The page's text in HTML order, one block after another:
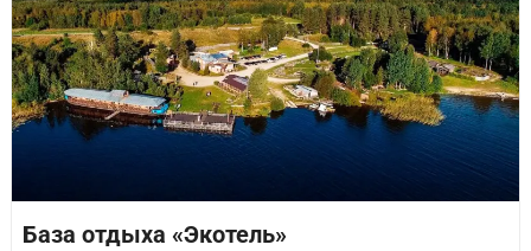
База отдыха «Экотель»